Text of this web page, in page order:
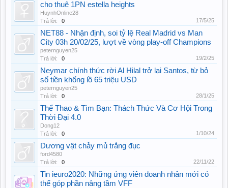
cho thuê 1PN estella heights
HuynhOnline28
Trả lời:
0 17/5/25
NET88 - Nhận định, soi tỷ lệ Real Madrid vs Man
City 03h 20/02/25, lượt về vòng play-off Champions
peternguyen25
Trả lời:
0 19/2/25
Neymar chính thức rời Al Hilal trở lại Santos, từ bỏ
số tiền khổng lồ 65 triệu USD
peternguyen25
Trả lời:
0 28/1/25
Thể Thao & Tìm Bạn: Thách Thức Và Cơ Hội Trong
Thời Đại 4.0
Dong12
Trả lời:
0 1/10/24
Dương vật chảy mủ trắng đục
ford4580
Trả lời:
0 22/11/22
Tin ieuro2020: Những ứng viên doanh nhân mới có
thể góp phần nâng tầm VFF